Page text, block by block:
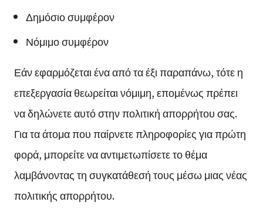
Δημόσιο συμφέρον
Νόμιμο συμφέρον
Εάν εφαρμόζεται ένα από τα έξι παραπάνω, τότε η
επεξεργασία θεωρείται νόμιμη, επομένως πρέπει
να δηλώνετε αυτό στην πολιτική απορρήτου σας.
Για τα άτομα που παίρνετε πληροφορίες για πρώτη
φορά, μπορείτε να αντιμετωπίσετε το θέμα
λαμβάνοντας τη συγκατάθεσή τους μέσω μιας νέας
πολιτικής απορρήτου.